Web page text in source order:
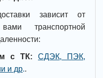
зависит от
транспортной
с ТК:
СДЭК, ПЭК,
и др..